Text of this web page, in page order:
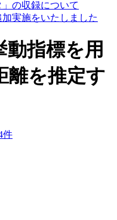
」の収録について
実施をいたしました
動指標を用
離を推定す
件